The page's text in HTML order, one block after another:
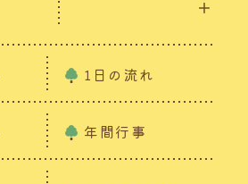
1日の流れ
年間行事